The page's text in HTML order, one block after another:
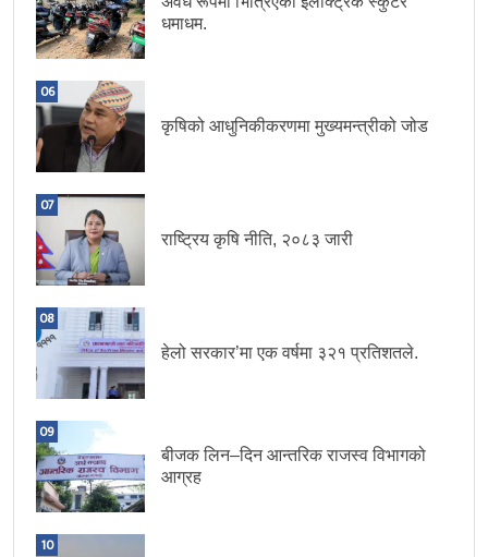
धमाधम.
06
कृषिको आधुनिकीकरणमा मुख्यमन्त्रीको जोड
07
राष्ट्रिय कृषि नीति, २०८३ जारी
08
हेलो सरकार’मा एक वर्षमा ३२१ प्रतिशतले.
09
बीजक लिन–दिन आन्तरिक राजस्व विभागको
आग्रह
10